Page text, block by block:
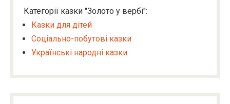
Категорії казки "Золото у вербі":
Казки для дітей
Соціально-побутові казки
Українські народні казки